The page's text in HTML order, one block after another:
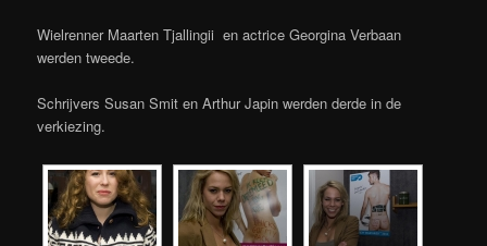
Wielrenner Maarten Tjallingii en actrice Georgina Verbaan
werden tweede.
Schrijvers Susan Smit en Arthur Japin werden derde in de
verkiezing.